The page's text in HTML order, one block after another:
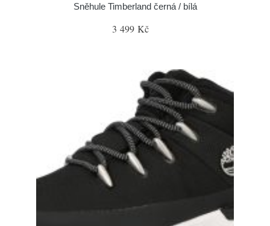
Sněhule Timberland černá / bílá
3 499 Kč